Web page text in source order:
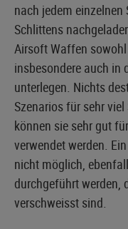
nach jedem
Schlittens
Airsoft Waffen
insbesondere auch in
unterlegen. Nichts
Szenarios für sehr
können sie sehr gut
verwendet werden.
nicht möglich,
durchgeführt werden,
verschweisst sind.